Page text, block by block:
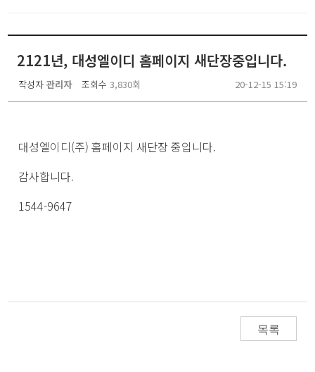
2121년, 대성엘이디 홈페이지 새단장중입니다.
작성자 관리자 조회수 3,830회 20-12-15 15:19
대성엘이디(주) 홈페이지 새단장 중입니다.
감사합니다.
1544-9647
목록